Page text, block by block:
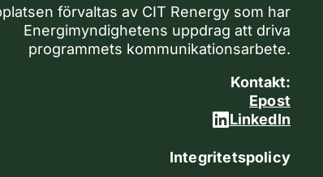
förvaltas av CIT Renergy som har
Energimyndighetens uppdrag att driva
programmets kommunikationsarbete.
Kontakt:
Epost
LinkedIn
Integritetspolicy